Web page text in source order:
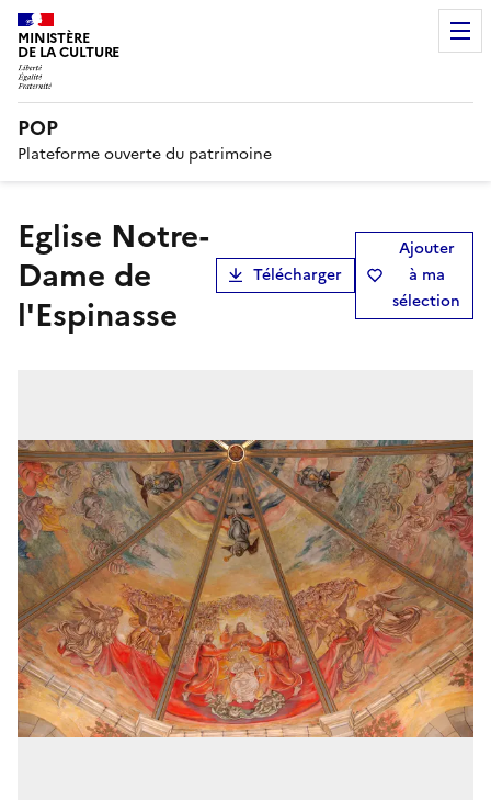
MINISTÈRE
DE LA CULTURE
POP
Plateforme ouverte du patrimoine
Eglise Notre-
Dame de
l'Espinasse
Télécharger
Ajouter
à ma
sélection